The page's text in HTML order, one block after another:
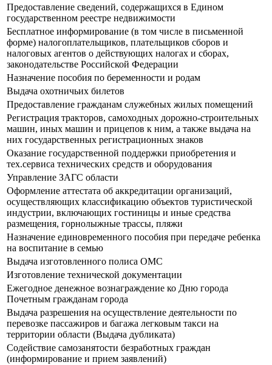
Предоставление сведений, содержащихся в Едином
государственном реестре недвижимости
Бесплатное информирование (в том числе в письменной
форме) налогоплательщиков, плательщиков сборов и
налоговых агентов о действующих налогах и сборах,
законодательстве Российской Федерации
Назначение пособия по беременности и родам
Выдача охотничьих билетов
Предоставление гражданам служебных жилых помещений
Регистрация тракторов, самоходных дорожно-строительных
машин, иных машин и прицепов к ним, а также выдача на
них государственных регистрационных знаков
Оказание государственной поддержки приобретения и
тех.сервиса технических средств и оборудования
Управление ЗАГС области
Оформление аттестата об аккредитации организаций,
осуществляющих классификацию объектов туристической
индустрии, включающих гостиницы и иные средства
размещения, горнолыжные трассы, пляжи
Назначение единовременного пособия при передаче ребенка
на воспитание в семью
Выдача изготовленного полиса ОМС
Изготовление технической документации
Ежегодное денежное вознаграждение ко Дню города
Почетным гражданам города
Выдача разрешения на осуществление деятельности по
перевозке пассажиров и багажа легковым такси на
территории области (Выдача дубликата)
Содействие самозанятости безработных граждан
(информирование и прием заявлений)